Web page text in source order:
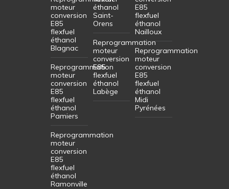
moteur
conversion
E85
flexfuel
éthanol
Blagnac
Reprogrammation
moteur
conversion
E85
flexfuel
éthanol
Pamiers
Reprogrammation
moteur
conversion
E85
flexfuel
éthanol
Ramonville
éthanol
Saint-
Orens
Reprogrammation
moteur
conversion
E85
flexfuel
éthanol
Labège
E85
flexfuel
éthanol
Nailloux
Reprogrammation
moteur
conversion
E85
flexfuel
éthanol
Midi
Pyrénées